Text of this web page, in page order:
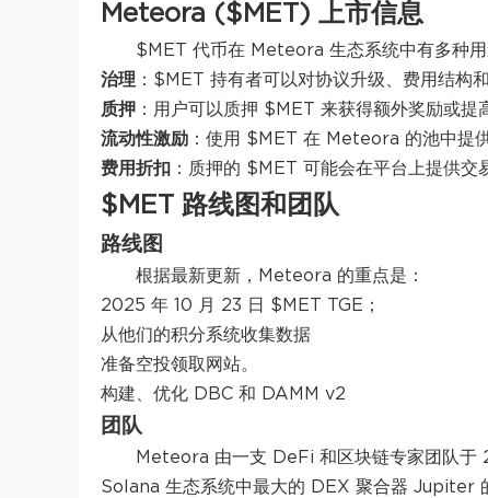
Meteora ($MET) 上市信息
$MET 代币在 Meteora 生态系统中有多种用
治理 ：$MET 持有者可以对协议升级、费用结构
质押 ：用户可以质押 $MET 来获得额外奖励或提
流动性激励 ：使用 $MET 在 Meteora 的池中提
费用折扣 ：质押的 $MET 可能会在平台上提供交
$MET 路线图和团队
路线图
根据最新更新，Meteora 的重点是：
2025 年 10 月 23 日 $MET TGE；
从他们的积分系统收集数据
准备空投领取网站。
构建、优化 DBC 和 DAMM v2
团队
Meteora 由一支 DeFi 和区块链专家团队
Solana 生态系统中最大的 DEX 聚合器 Jupiter